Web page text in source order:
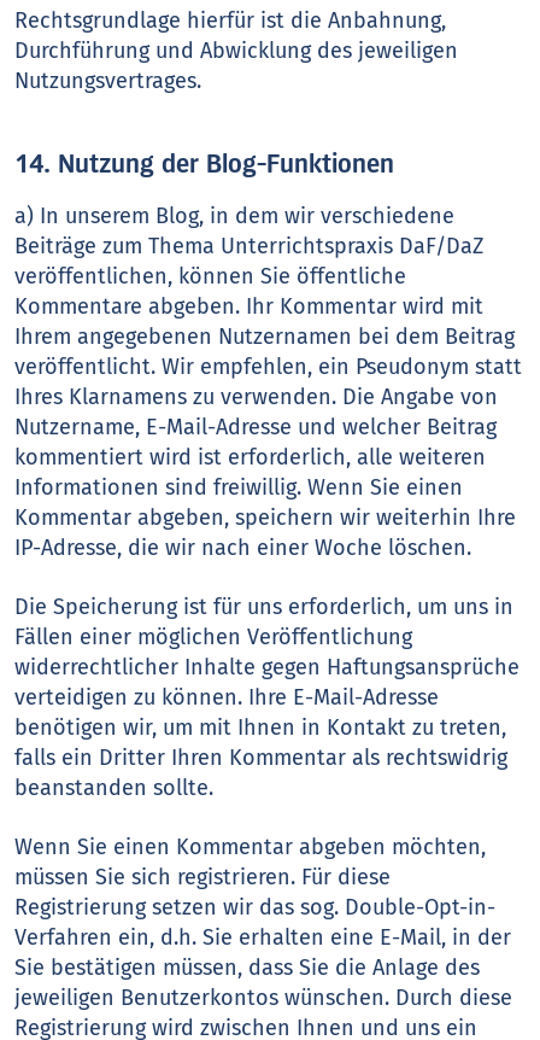
Rechtsgrundlage hierfür ist die Anbahnung,
Durchführung und Abwicklung des jeweiligen
Nutzungsvertrages.
14. Nutzung der Blog-Funktionen
a) In unserem Blog, in dem wir verschiedene
Beiträge zum Thema Unterrichtspraxis DaF/DaZ
veröffentlichen, können Sie öffentliche
Kommentare abgeben. Ihr Kommentar wird mit
Ihrem angegebenen Nutzernamen bei dem Beitrag
veröffentlicht. Wir empfehlen, ein Pseudonym statt
Ihres Klarnamens zu verwenden. Die Angabe von
Nutzername, E-Mail-Adresse und welcher Beitrag
kommentiert wird ist erforderlich, alle weiteren
Informationen sind freiwillig. Wenn Sie einen
Kommentar abgeben, speichern wir weiterhin Ihre
IP-Adresse, die wir nach einer Woche löschen.
Die Speicherung ist für uns erforderlich, um uns in
Fällen einer möglichen Veröffentlichung
widerrechtlicher Inhalte gegen Haftungsansprüche
verteidigen zu können. Ihre E-Mail-Adresse
benötigen wir, um mit Ihnen in Kontakt zu treten,
falls ein Dritter Ihren Kommentar als rechtswidrig
beanstanden sollte.
Wenn Sie einen Kommentar abgeben möchten,
müssen Sie sich registrieren. Für diese
Registrierung setzen wir das sog. Double-Opt-in-
Verfahren ein, d.h. Sie erhalten eine E-Mail, in der
Sie bestätigen müssen, dass Sie die Anlage des
jeweiligen Benutzerkontos wünschen. Durch diese
Registrierung wird zwischen Ihnen und uns ein